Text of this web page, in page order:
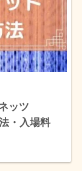
ッツ
・入場料